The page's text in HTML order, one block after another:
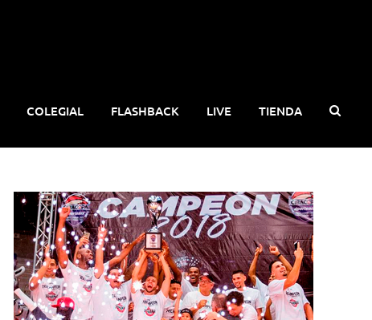
COLEGIAL FLASHBACK LIVE TIENDA